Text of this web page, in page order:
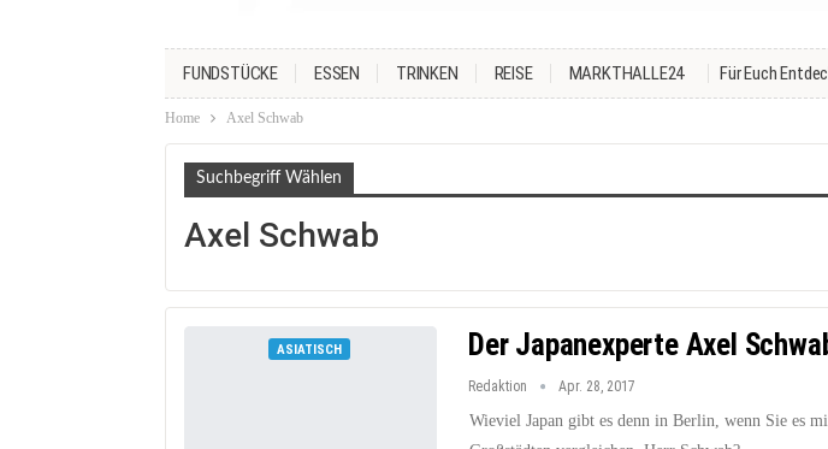
FUNDSTÜCKE ESSEN TRINKEN REISE MARKTHALLE24 Für Euch
Home Axel Schwab
Suchbegriff Wählen
Axel Schwab
ASIATISCH Der Japanexperte Axel
Redaktion Apr. 28, 2017
Wieviel Japan gibt es denn in Berlin, wenn Sie es